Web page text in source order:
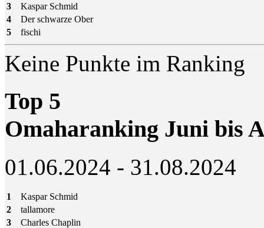
3
Kaspar Schmid
4
Der schwarze Ober
5
fischi
Keine Punkte im Ranking
Top 5
Omaharanking Juni bis
01.06.2024 - 31.08.2024
1
Kaspar Schmid
2
tallamore
3
Charles Chaplin